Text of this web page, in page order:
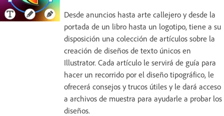
Desde anuncios hasta arte callejero y desde la
portada de un libro hasta un logotipo, tiene a su
disposición una colección de artículos sobre la
creación de diseños de texto únicos en
Illustrator. Cada artículo le servirá de guía para
hacer un recorrido por el diseño tipográfico, le
ofrecerá consejos y trucos útiles y le dará acceso
a archivos de muestra para ayudarle a probar los
diseños.